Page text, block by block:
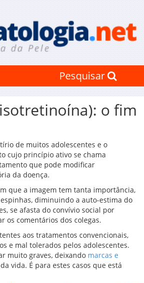
Pesquisar
o fim
de muitos adolescentes e o
cujo princípio ativo se chama
que pode modificar
da doença.
que a imagem tem tanta importância,
diminuindo a auto-estima do
se afasta do convívio social por
os comentários dos colegas.
aos tratamentos convencionais,
e mal tolerados pelos adolescentes.
muito graves, deixando marcas e
vida. É para estes casos que está